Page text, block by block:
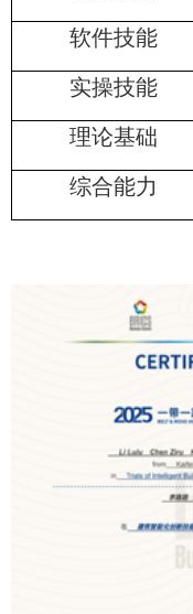
软件技能
实操技能
理论基础
综合能力